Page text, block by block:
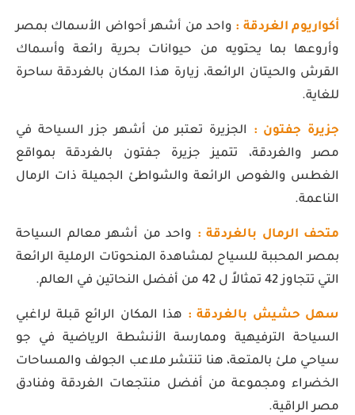
أكواريوم الغردقة : واحد من أشهر أحواض الأسماك بمصر
وأروعها بما يحتويه من حيوانات بحرية رائعة وأسماك
القرش والحيتان الرائعة، زيارة هذا المكان بالغردقة ساحرة
للغاية.
جزيرة جفتون :
الجزيرة تعتبر من أشهر جزر السياحة في
مصر والغردقة، تتميز جزيرة جفتون بالغردقة بمواقع
الغطس والغوص الرائعة والشواطئ الجميلة ذات الرمال
الناعمة.
متحف الرمال بالغردقة : واحد من أشهر معالم السياحة
بمصر المحببة للسياح لمشاهدة المنحوتات الرملية الرائعة
التي تتجاوز 42 تمثالاً ل 42 من أفضل النحاتين في العالم.
سهل حشيش بالغردقة : هذا المكان الرائع قبلة لراغبي
السياحة الترفيهية وممارسة الأنشطة الرياضية في جو
سياحي ملئ بالمتعة، هنا تنتشر ملاعب الجولف والمساحات
الخضراء ومجموعة من أفضل منتجعات الغردقة وفنادق
مصر الراقية.